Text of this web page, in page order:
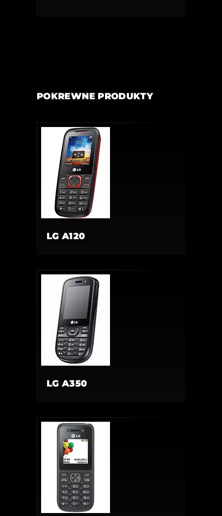
POKREWNE PRODUKTY
LG A120
LG A350